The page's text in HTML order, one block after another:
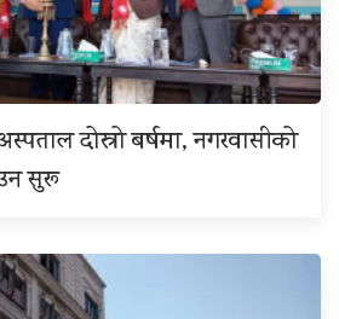
दोस्रो बर्षमा, नगरवासीको
सुरू